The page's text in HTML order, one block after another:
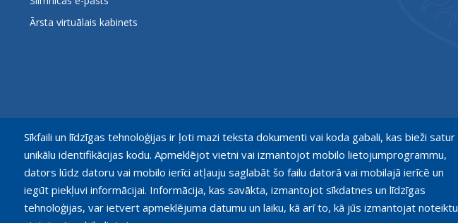
Ārsta virtuālais kabinets
Sīkfaili un līdzīgas tehnoloģijas ir ļoti mazi teksta dokumenti vai koda gabali, kas bieži satur
unikālu identifikācijas kodu. Apmeklējot vietni vai izmantojot mobilo lietojumprogrammu,
dators lūdz datoru vai mobilo ierīci atļauju saglabāt šo failu datorā vai mobilajā ierīcē un
iegūt piekļuvi informācijai. Informācija, kas savākta, izmantojot sīkdatnes un līdzīgas
tehnoloģijas, var ietvert apmeklējuma datumu un laiku, kā arī to, kā jūs izmantojat noteiktu